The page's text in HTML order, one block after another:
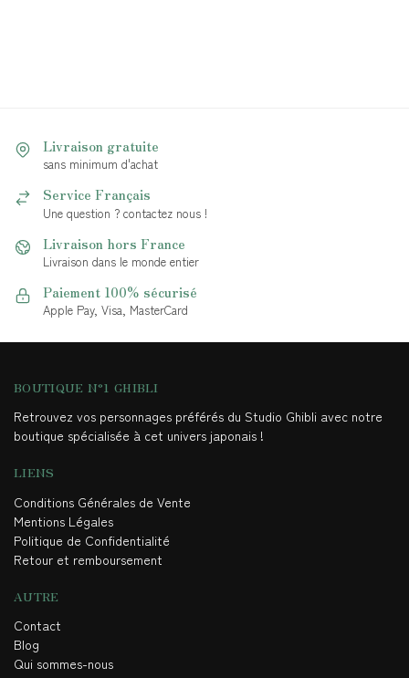
Livraison gratuite
sans minimum d'achat
Service Français
Une question ? contactez nous !
Livraison hors France
Livraison dans le monde entier
Paiement 100% sécurisé
Apple Pay, Visa, MasterCard
BOUTIQUE N°1 GHIBLI
Retrouvez vos personnages préférés du Studio Ghibli avec notre
boutique spécialisée à cet univers japonais !
LIENS
Conditions Générales de Vente
Mentions Légales
Politique de Confidentialité
Retour et remboursement
AUTRE
Contact
Blog
Qui sommes-nous